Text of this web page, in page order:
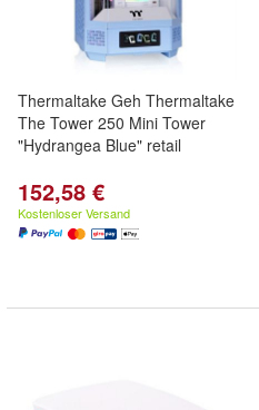
Thermaltake Geh Thermaltake
The Tower 250 Mini Tower
"Hydrangea Blue" retail
152,58 €
Kostenloser Versand